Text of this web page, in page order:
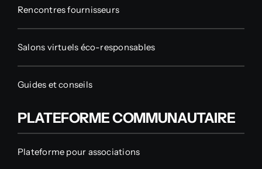
Rencontres fournisseurs
Salons virtuels éco-responsables
Guides et conseils
PLATEFORME COMMUNAUTAIRE
Plateforme pour associations